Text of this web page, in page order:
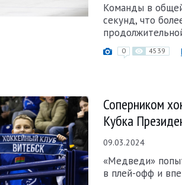
Команды в
секунд, что
0 4539
Соперником
Кубка
09.03.2024
«Медведи»
в плей-офф и